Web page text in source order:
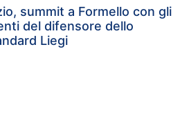
summit a Formello con gli
del difensore dello
Liegi